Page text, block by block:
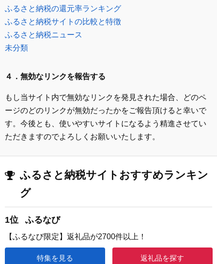
ふるさと納税の還元率ランキング
ふるさと納税サイトの比較と特徴
ふるさと納税ニュース
未分類
４．無効なリンクを報告する
もし当サイト内で無効なリンクを発見された場合、どのペ
ージのどのリンクが無効だったかをご報告頂けると幸いで
す。今後とも、使いやすいサイトになるよう精進させてい
ただきますのでよろしくお願いいたします。
ふるさと納税サイトおすすめランキン
グ
1位 ふるなび
【ふるなび限定】返礼品が2700件以上！
特集を見る 返礼品を探す